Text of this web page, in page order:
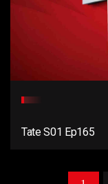
Tate S01 Ep165